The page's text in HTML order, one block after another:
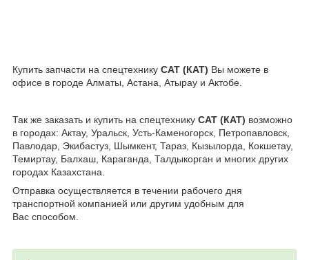
Купить запчасти на спецтехнику CAT (КАТ) Вы можете в
офисе в городе Алматы, Астана, Атырау и Актобе.
Так же заказать и купить на спецтехнику CAT (КАТ) возможно
в городах: Актау, Уральск, Усть-Каменогорск, Петропавловск,
Павлодар, Экибастуз, Шымкент, Тараз, Кызылорда, Кокшетау,
Темиртау, Балхаш, Караганда, Талдыкорган и многих других
городах Казахстана.
Отправка осуществляется в течении рабочего дня
транспортной компанией или другим удобным для
Вас способом.